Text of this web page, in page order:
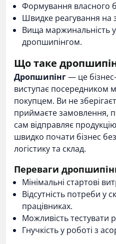
Формування власного
Швидке реагування на
Вища маржинальність у
дропшипінгом.
Що таке
Дропшипінг— це
виступає посередником
покупцем. Ви не
приймаєте замовлення,
сам відправляє
швидко почати бізнес
логістику та склад.
Переваги
Мінімальні стартові
Відсутність потреби у
працівниках.
Можливість тестувати
Гнучкість у роботі з